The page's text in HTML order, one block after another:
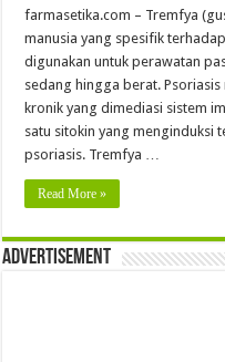
farmasetika.com – Tremfya
manusia yang spesifik
digunakan untuk perawatan
sedang hingga berat.
kronik yang dimediasi sistem
satu sitokin yang menginduksi
psoriasis. Tremfya …
Read More »
Advertisement